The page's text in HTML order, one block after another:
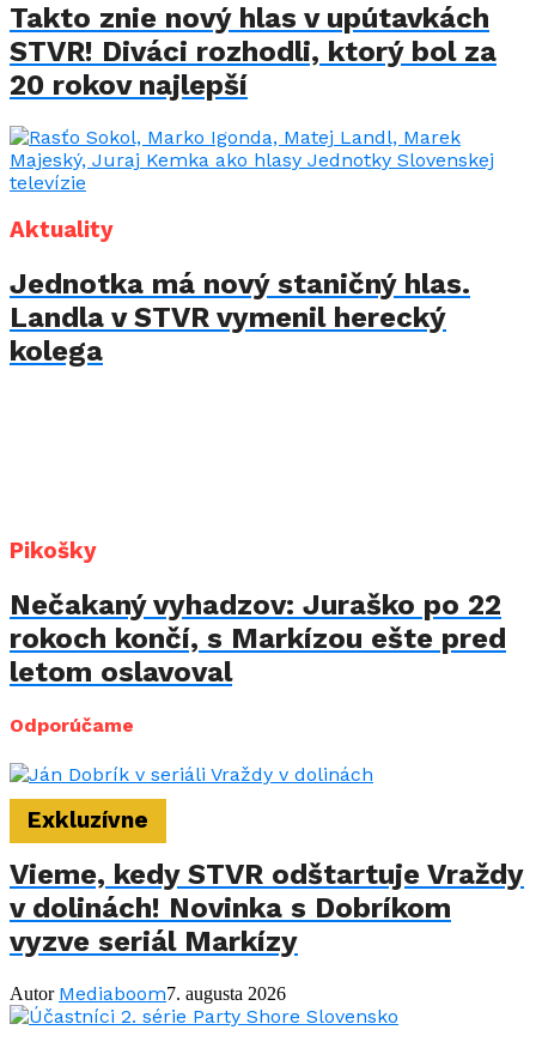
Takto znie nový hlas v upútavkách
STVR! Diváci rozhodli, ktorý bol za
20 rokov najlepší
Aktuality
Jednotka má nový staničný hlas.
Landla v STVR vymenil herecký
kolega
Pikošky
Nečakaný vyhadzov: Juraško po 22
rokoch končí, s Markízou ešte pred
letom oslavoval
Odporúčame
Exkluzívne
Vieme, kedy STVR odštartuje Vraždy
v dolinách! Novinka s Dobríkom
vyzve seriál Markízy
Autor Mediaboom7. augusta 2026